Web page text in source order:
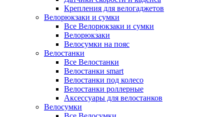
Крепления для велогаджетов
Велорюкзаки и сумки
Все Велорюкзаки и сумки
Велорюкзаки
Велосумки на пояс
Велостанки
Все Велостанки
Велостанки smart
Велостанки под колесо
Велостанки роллерные
Аксессуары для велостанков
Велосумки